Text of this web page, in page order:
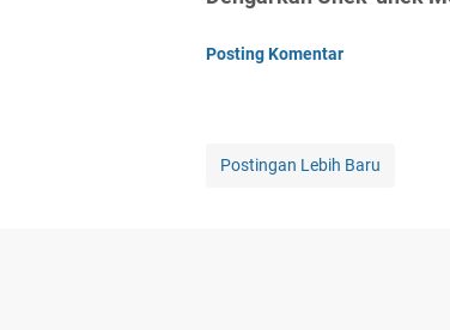
Posting Komentar
Postingan Lebih Baru